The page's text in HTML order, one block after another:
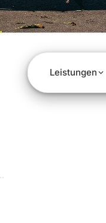
Leistungen